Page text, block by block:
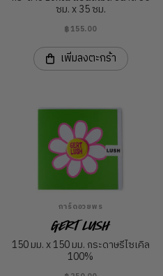
ซม. x 35 ซม.
฿155.00
เพิ่มลงตะกร้า
การ์ดอวยพร
Gert Lush
150 มม. x 150 มม. กระดาษรีไซเคิล
100%